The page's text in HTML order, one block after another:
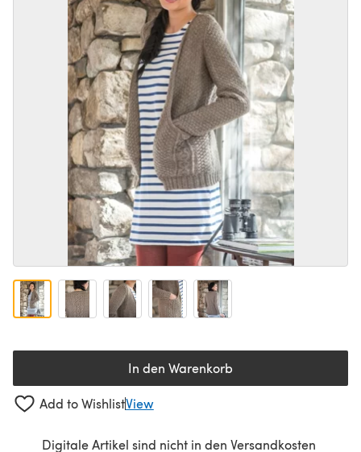
In den Warenkorb
Add to WishlistView
Digitale Artikel sind nicht in den Versandkosten